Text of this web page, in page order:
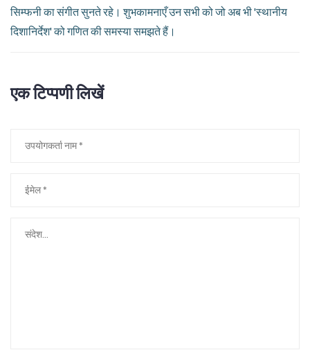
सिम्फनी का संगीत सुनते रहे। शुभकामनाएँ उन सभी को जो अब भी 'स्थानीय
दिशानिर्देश' को गणित की समस्या समझते हैं।
एक टिप्पणी लिखें